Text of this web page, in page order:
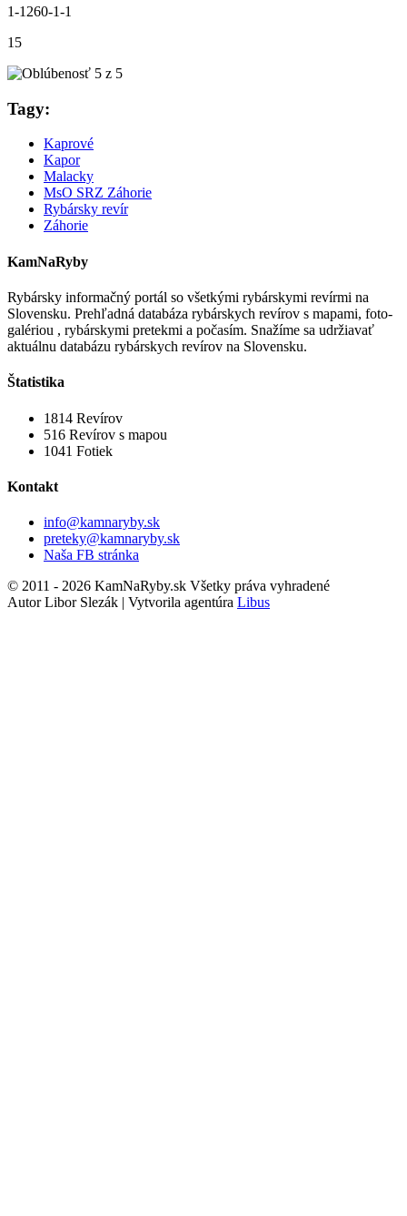
1-1260-1-1
15
Tagy:
Kaprové
Kapor
Malacky
MsO SRZ Záhorie
Rybársky revír
Záhorie
KamNaRyby
Rybársky informačný portál so všetkými rybárskymi revírmi na
Slovensku. Prehľadná databáza rybárskych revírov s mapami, foto-
galériou , rybárskymi pretekmi a počasím. Snažíme sa udržiavať
aktuálnu databázu rybárskych revírov na Slovensku.
Štatistika
1814 Revírov
516 Revírov s mapou
1041 Fotiek
Kontakt
info@kamnaryby.sk
preteky@kamnaryby.sk
Naša FB stránka
© 2011 - 2026 KamNaRyby.sk Všetky práva vyhradené
Autor Libor Slezák | Vytvorila agentúra Libus